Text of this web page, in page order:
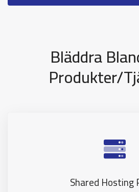
Bläddra
Produkter/
Shared Hosting